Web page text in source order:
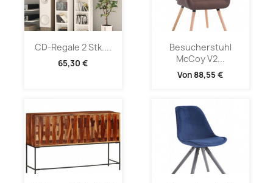
CD-Regale 2 Stk....
65,30 €
Besucherstuhl
McCoy V2...
Von 88,55 €